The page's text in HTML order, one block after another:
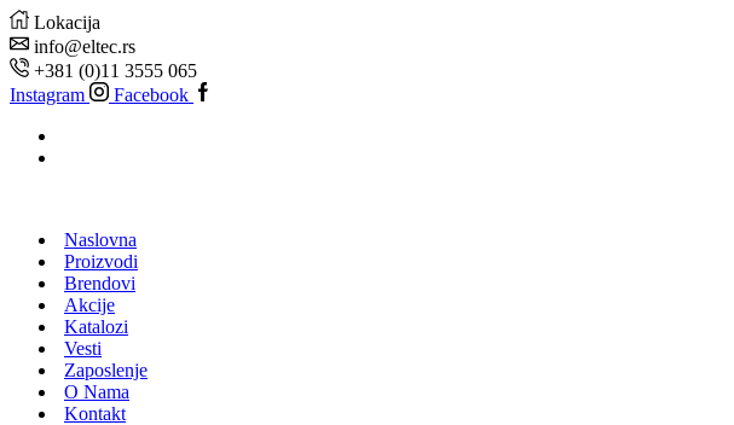
Lokacija
info@eltec.rs
+381 (0)11 3555 065
Instagram
Facebook
Naslovna
Proizvodi
Brendovi
Akcije
Katalozi
Vesti
Zaposlenje
O Nama
Kontakt